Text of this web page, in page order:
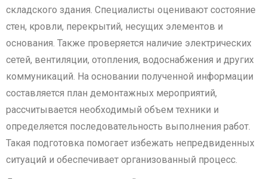
складского здания. Специалисты оценивают состояние
стен, кровли, перекрытий, несущих элементов и
основания. Также проверяется наличие электрических
сетей, вентиляции, отопления, водоснабжения и других
коммуникаций. На основании полученной информации
составляется план демонтажных мероприятий,
рассчитывается необходимый объем техники и
определяется последовательность выполнения работ.
Такая подготовка помогает избежать непредвиденных
ситуаций и обеспечивает организованный процесс.